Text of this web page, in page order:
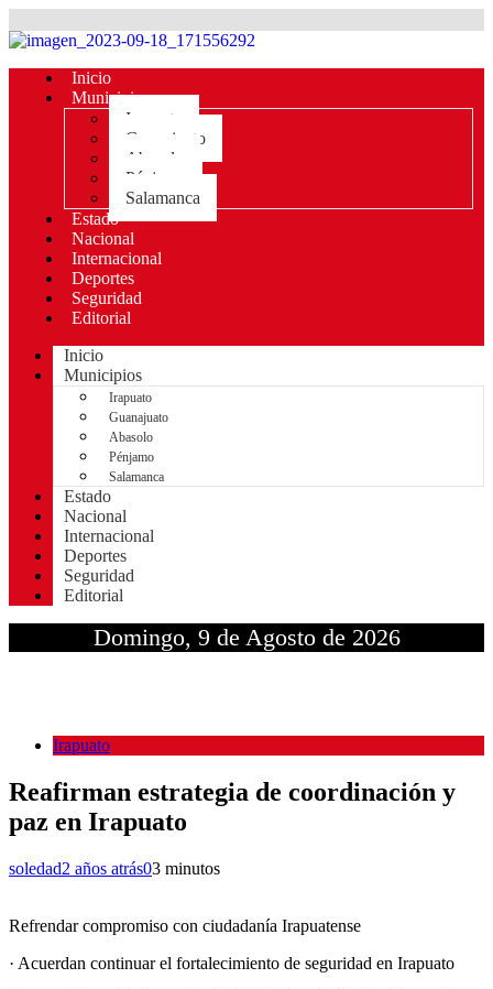
Inicio
Municipios
Irapuato
Guanajuato
Abasolo
Pénjamo
Salamanca
Estado
Nacional
Internacional
Deportes
Seguridad
Editorial
Inicio
Municipios
Irapuato
Guanajuato
Abasolo
Pénjamo
Salamanca
Estado
Nacional
Internacional
Deportes
Seguridad
Editorial
Domingo, 9 de Agosto de 2026
Irapuato
Reafirman estrategia de coordinación y
paz en Irapuato
soledad2 años atrás03 minutos
Refrendar compromiso con ciudadanía Irapuatense
· Acuerdan continuar el fortalecimiento de seguridad en Irapuato